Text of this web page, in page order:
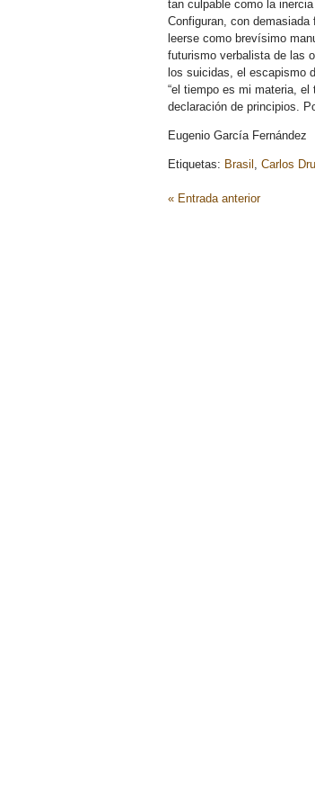
tan culpable como la
Configuran, con demasiada
leerse como brevísimo
futurismo verbalista de las
los suicidas, el escapismo
“el tiempo es mi materia,
declaración de principios.
Eugenio García Fernández
Etiquetas: Brasil Carlos
« Entrada anterior